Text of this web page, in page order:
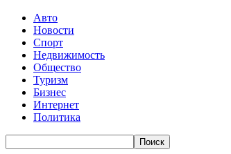
Авто
Новости
Спорт
Недвижимость
Общество
Туризм
Бизнес
Интернет
Политика